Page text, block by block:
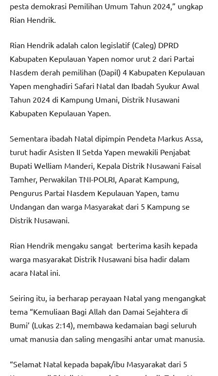
pesta demokrasi Pemilihan Umum Tahun 2024,” ungkap
Rian Hendrik.
Rian Hendrik adalah calon legislatif (Caleg) DPRD
Kabupaten Kepulauan Yapen nomor urut 2 dari Partai
Nasdem derah pemilihan (Dapil) 4 Kabupaten Kepulauan
Yapen menghadiri Safari Natal dan Ibadah Syukur Awal
Tahun 2024 di Kampung Umani, Distrik Nusawani
Kabupaten Kepulauan Yapen.
Sementara ibadah Natal dipimpin Pendeta Markus Assa,
turut hadir Asisten II Setda Yapen mewakili Penjabat
Bupati Welliam Manderi, Kepala Distrik Nusawani Faisal
Tamher, Perwakilan TNI-POLRI, Aparat Kampung,
Pengurus Partai Nasdem Kepulauan Yapen, tamu
Undangan dan warga Masyarakat dari 5 Kampung se
Distrik Nusawani.
Rian Hendrik⁩ mengaku sangat berterima kasih kepada
warga masyarakat Distrik Nusawani bisa hadir dalam
acara Natal ini.
Seiring itu, ia berharap perayaan Natal yang mengangkat
tema “Kemuliaan Bagi Allah dan Damai Sejahtera di
Bumi’ (Lukas 2:14), membawa kedamaian bagi seluruh
umat manusia dan saling mengasihi antar umat manusia.
“Selamat Natal kepada bapak/ibu Masyarakat dari 5